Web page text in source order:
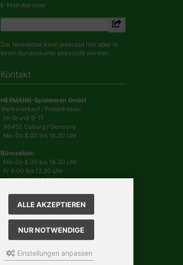
E-Mail-Adresse:
Der Newsletter kann jederzeit hier oder in
Ihrem Kundenkonto abbestellt werden.
Kontakt
HERMANN-Spielwaren GmbH
Werksverkauf / Postadresse:
Im Grund 9-11
96450 Coburg / Germany
Mo-Do 8.00 bis 16.30 Uhr
Bürozeiten:
Mo-Do 8.00 bis 16.30 Uhr
Fr 8.00 bis 12.30 Uhr
+49 (0) 09561 85900
Geschäftsführer
Dr. Ursula Hermann,
Martin Hermann
HRB 561
USt.-IdNr. DE 132 460 063
ALLE AKZEPTIEREN
NUR NOTWENDIGE
Einstellungen anpassen